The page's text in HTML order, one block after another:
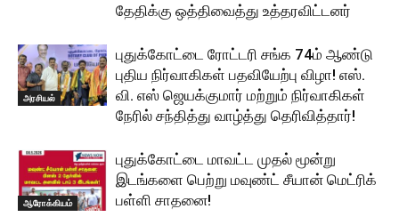
தேதிக்கு ஒத்திவைத்து உத்தரவிட்டனர்
அரசியல்
புதுக்கோட்டை ரோட்டரி சங்க 74ம் ஆண்டு
புதிய நிர்வாகிகள் பதவியேற்பு விழா! எஸ்.
வி. எஸ் ஜெயக்குமார் மற்றும் நிர்வாகிகள்
நேரில் சந்தித்து வாழ்த்து தெரிவித்தார்!
ஆரோக்கியம்
புதுக்கோட்டை மாவட்ட முதல் மூன்று
இடங்களை பெற்று மவுண்ட் சீயான் மெட்ரிக்
பள்ளி சாதனை!